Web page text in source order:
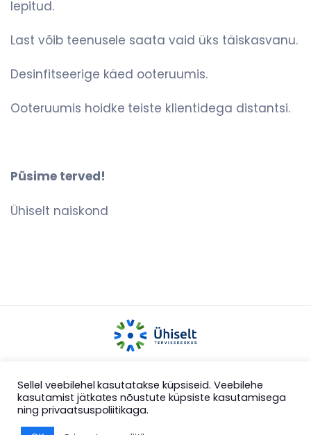
lepitud.
Last võib teenusele saata vaid üks täiskasvanu.
Desinfitseerige käed ooteruumis.
Ooteruumis hoidke teiste klientidega distantsi.
Püsime terved!
Ühiselt naiskond
COPYRIGHT 2025 ÜHISELT MTÜ
Sellel veebilehel kasutatakse küpsiseid. Veebilehe
kasutamist jätkates nõustute küpsiste kasutamisega
ning privaatsuspoliitikaga.